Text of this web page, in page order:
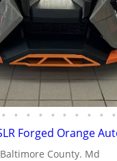
• • • • • • • • • •
Baltimore County. Md